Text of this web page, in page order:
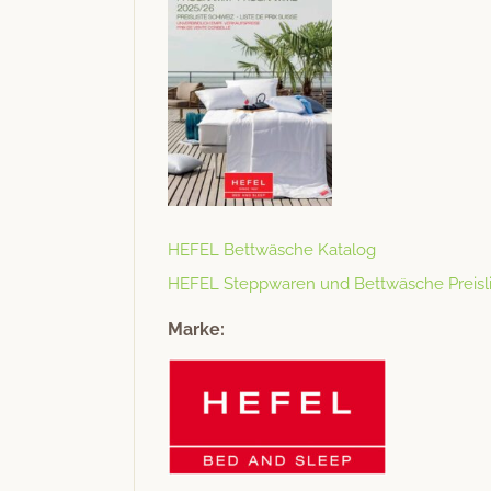
HEFEL Bet­twäsche Katalog
HEFEL Step­p­waren und Bet­twäsche
Marke: